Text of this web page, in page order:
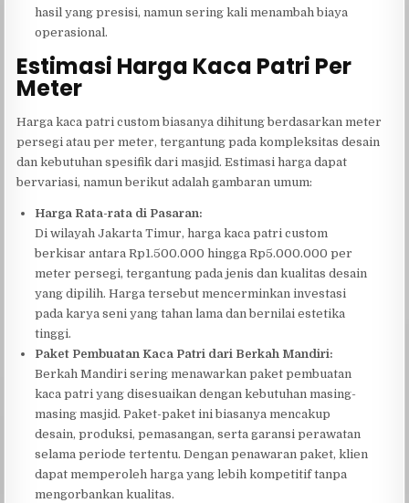
hasil yang presisi, namun sering kali menambah biaya
operasional.
Estimasi Harga Kaca Patri Per
Meter
Harga kaca patri custom biasanya dihitung berdasarkan meter
persegi atau per meter, tergantung pada kompleksitas desain
dan kebutuhan spesifik dari masjid. Estimasi harga dapat
bervariasi, namun berikut adalah gambaran umum:
Harga Rata-rata di Pasaran:
Di wilayah Jakarta Timur, harga kaca patri custom
berkisar antara Rp1.500.000 hingga Rp5.000.000 per
meter persegi, tergantung pada jenis dan kualitas desain
yang dipilih. Harga tersebut mencerminkan investasi
pada karya seni yang tahan lama dan bernilai estetika
tinggi.
Paket Pembuatan Kaca Patri dari Berkah Mandiri:
Berkah Mandiri sering menawarkan paket pembuatan
kaca patri yang disesuaikan dengan kebutuhan masing-
masing masjid. Paket-paket ini biasanya mencakup
desain, produksi, pemasangan, serta garansi perawatan
selama periode tertentu. Dengan penawaran paket, klien
dapat memperoleh harga yang lebih kompetitif tanpa
mengorbankan kualitas.